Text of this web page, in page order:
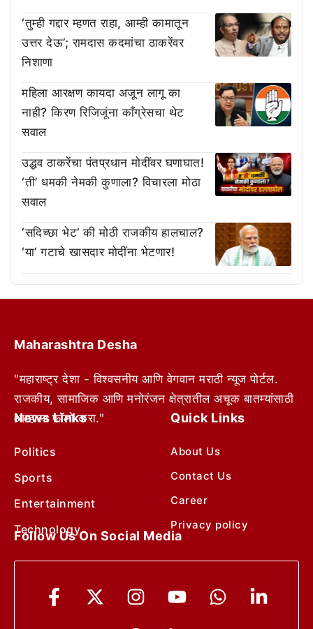
‘तुम्ही गद्दार म्हणत राहा, आम्ही कामातून
उत्तर देऊ’; रामदास कदमांचा ठाकरेंवर
निशाणा
महिला आरक्षण कायदा अजून लागू का
नाही? किरण रिजिजूंना काँग्रेसचा थेट
सवाल
उद्धव ठाकरेंचा पंतप्रधान मोदींवर घणाघात!
‘ती’ धमकी नेमकी कुणाला? विचारला मोठा
सवाल
‘सदिच्छा भेट’ की मोठी राजकीय हालचाल?
‘या’ गटाचे खासदार मोदींना भेटणार!
Maharashtra Desha
"महाराष्ट्र देशा - विश्वसनीय आणि वेगवान मराठी न्यूज पोर्टल.
राजकीय, सामाजिक आणि मनोरंजन क्षेत्रातील अचूक बातम्यांसाठी
आम्हाला फॉलो करा."
News Links
Politics
Sports
Entertainment
Technology
Quick Links
About Us
Contact Us
Career
Privacy policy
Follow Us On Social Media